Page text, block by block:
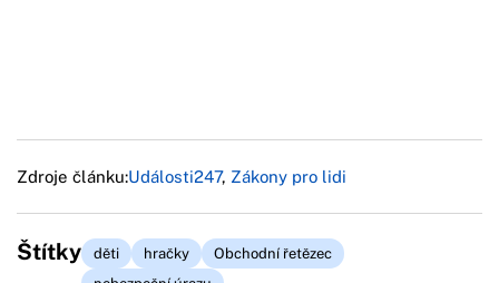
Zdroje článku:Události247, Zákony pro lidi
Štítky děti hračky
Obchodní řetězec